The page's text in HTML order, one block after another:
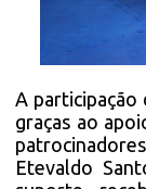
A
graças ao
Etevaldo